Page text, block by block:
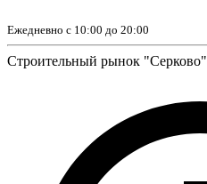
Ежедневно с 10:00 до 20:00
Строительный рынок "Серково"